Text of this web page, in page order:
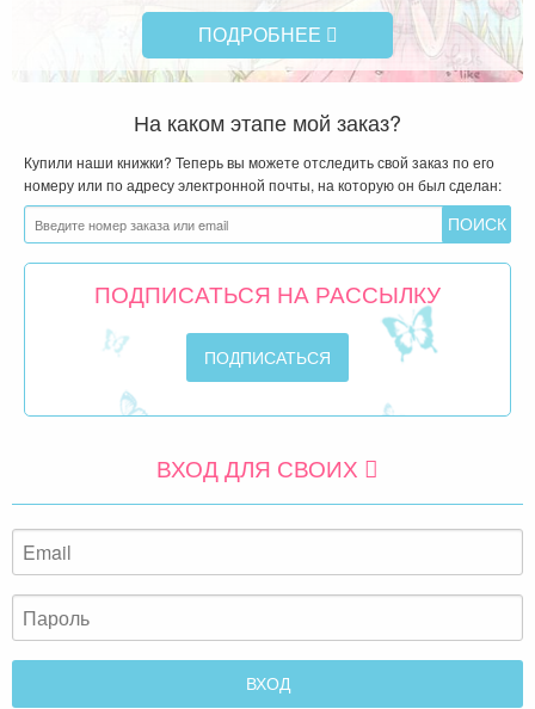
ПОДРОБНЕЕ
На каком этапе мой заказ?
Купили наши книжки? Теперь вы можете отследить свой заказ по его
номеру или по адресу электронной почты, на которую он был сделан:
ПОДПИСАТЬСЯ НА РАССЫЛКУ
ВХОД ДЛЯ СВОИХ